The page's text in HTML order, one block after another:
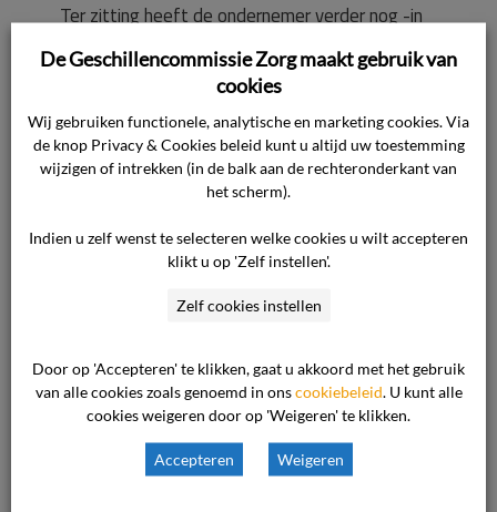
Ter zitting heeft de ondernemer verder nog -in
hoofdzaak- het volgende aangevoerd.
epileren en verven waarvoor een afspraak was
gemaakt. Vervolgens wilde zij geknipt worden.
Dat heeft in eerste instantie een collega van mij
gedaan. Zij was daar niet tevreden over, zij vond
het te bot/recht geknipt. Ik vond het zelf ook
collega overgenomen om het haar in te knippen
Ineens gooide zij haar kapmantel af en wilde
weg. Zij heeft toen betaald voor het epileren en
verven, niet voor het knippen. Er is vervolgens
een afsprak met haar gemaakt om over 2
De Geschillencommissie Zorg maakt gebruik van
cookies
Wij gebruiken functionele, analytische en marketing cookies. Via
de knop Privacy & Cookies beleid kunt u altijd uw toestemming
wijzigen of intrekken (in de balk aan de rechteronderkant van
het scherm).
Indien u zelf wenst te selecteren welke cookies u wilt accepteren
klikt u op 'Zelf instellen'.
Zelf cookies instellen
Door op 'Accepteren' te klikken, gaat u akkoord met het gebruik
van alle cookies zoals genoemd in onscookiebeleid . U kunt alle
cookies weigeren door op 'Weigeren' te klikken.
Accepteren Weigeren